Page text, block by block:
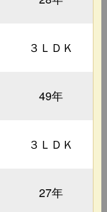
３ＬＤＫ
49年
３ＬＤＫ
27年